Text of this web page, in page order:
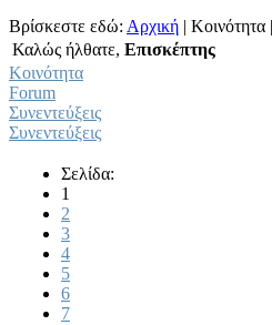
Βρίσκεστε εδώ: Αρχική | Κοινότητα |
Καλώς ήλθατε, Επισκέπτης
Κοινότητα
Forum
Συνεντεύξεις
Συνεντεύξεις
Σελίδα:
1
2
3
4
5
6
7